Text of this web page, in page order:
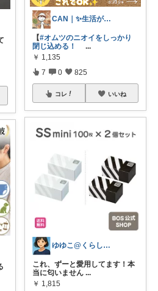
CAN｜✨生活が楽になる✨
【#オムツのニオイをしっかり
閉じ込める！
...
￥ 1,135
7 0 825
コレ いいね
ゆゆこ@くらしを楽に便利に✨
これ、ずーと愛用してます！本
当に匂いません ...
￥ 1,815